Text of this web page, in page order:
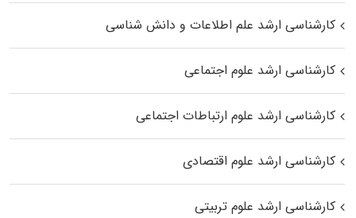
کارشناسی ارشد علم اطلاعات و دانش شناسی
کارشناسی ارشد علوم اجتماعی
کارشناسی ارشد علوم ارتباطات اجتماعی
کارشناسی ارشد علوم اقتصادی
کارشناسی ارشد علوم تربیتی